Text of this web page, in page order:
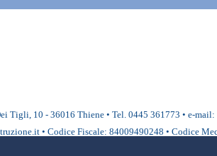
Tigli, 10 - 36016 Thiene • Tel. 0445 361773 • e-
• Codice Fiscale: 84009490248 • Codice